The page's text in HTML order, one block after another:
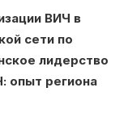
ВИЧ в
сети по
лидерство
опыт региона